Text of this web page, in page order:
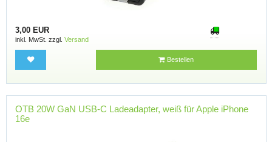
3,00 EUR
inkl. MwSt. zzgl. Versand
Bestellen
OTB 20W GaN USB-C Ladeadapter, weiß für Apple iPhone
16e